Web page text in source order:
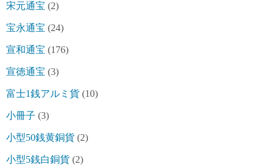
宋元通宝 (2)
宝永通宝 (24)
宣和通宝 (176)
宣徳通宝 (3)
富士1銭アルミ貨 (10)
小冊子 (3)
小型50銭黄銅貨 (2)
小型5銭白銅貨 (2)